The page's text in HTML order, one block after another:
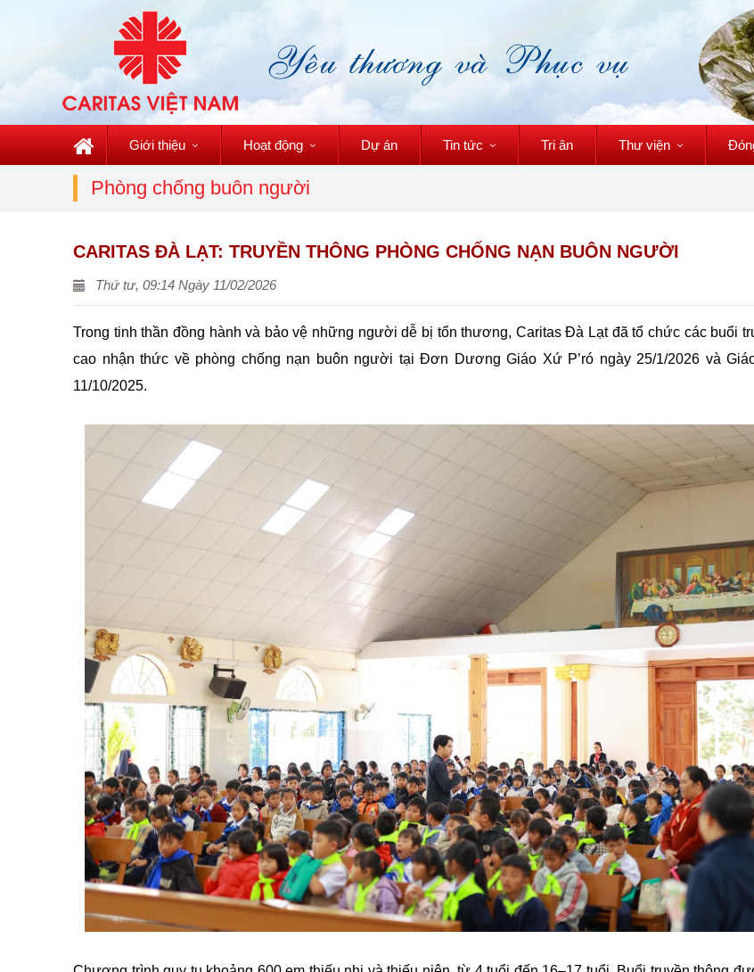
Giới thiệu Hoạt động Dự án Tin tức Tri ân Thư viện
Phòng chống buôn người
CARITAS ĐÀ LẠT: TRUYỀN THÔNG PHÒNG CHỐNG NẠN BUÔN NGƯỜI
Thứ tư, 09:14 Ngày 11/02/2026
Trong tinh thần đồng hành và bảo vệ những người dễ bị tổn thương, Caritas Đà Lạt đã tổ chức các buổi
cao nhận thức về phòng chống nạn buôn người tại Đơn Dương Giáo Xứ P’ró ngày 25/1/2026 và
11/10/2025.